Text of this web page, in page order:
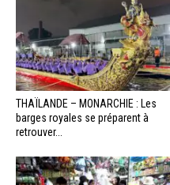
THAÏLANDE – MONARCHIE : Les
barges royales se préparent à
retrouver...